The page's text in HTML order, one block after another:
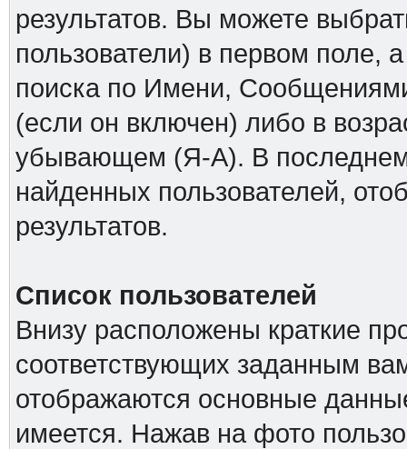
результатов. Вы можете
пользователи) в первом поле,
поиска по Имени,
(если он включен) либо в
убывающем (Я-А). В последнем
найденных пользователей,
результатов.
Список пользователей
Внизу расположены краткие
соответствующих заданным
отображаются основные
имеется. Нажав на фото